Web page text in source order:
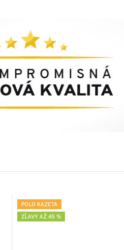
POLO KAZETA
ZĽAVY AŽ 45 %